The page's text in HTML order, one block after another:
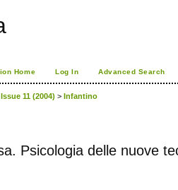
Home Log In Advanced Search
11 (2004) >Infantino
Psicologia delle nuove